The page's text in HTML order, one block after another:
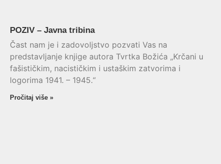
POZIV – Javna tribina
Čast nam je i zadovoljstvo pozvati Vas na
predstavljanje knjige autora Tvrtka Božića „Krčani u
fašističkim, nacističkim i ustaškim zatvorima i
logorima 1941. – 1945.“
Pročitaj više »